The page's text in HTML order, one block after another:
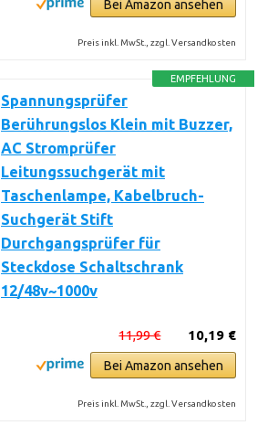
Bei Amazon ansehen
Preis inkl. MwSt., zzgl. Versandkosten
EMPFEHLUNG
Spannungsprüfer
Berührungslos Klein mit Buzzer,
AC Stromprüfer
Leitungssuchgerät mit
Taschenlampe, Kabelbruch-
Suchgerät Stift
Durchgangsprüfer für
Steckdose Schaltschrank
12/48v~1000v
10,19 €
11,99 €
Bei Amazon ansehen
Preis inkl. MwSt., zzgl. Versandkosten